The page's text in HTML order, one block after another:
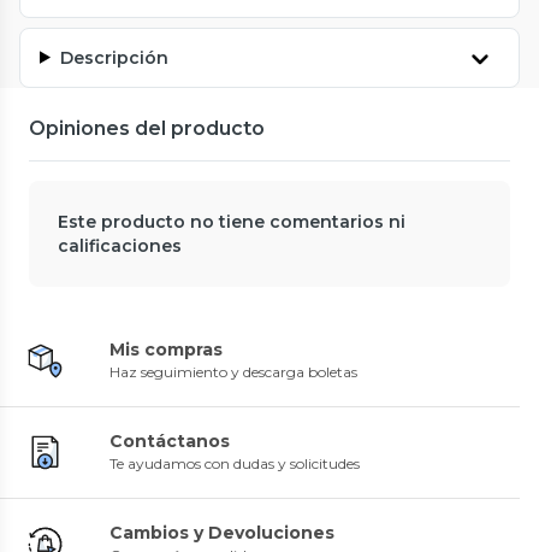
Descripción
Opiniones del producto
Este producto no tiene comentarios ni
calificaciones
Mis compras
Haz seguimiento y descarga boletas
Contáctanos
Te ayudamos con dudas y solicitudes
Cambios y Devoluciones